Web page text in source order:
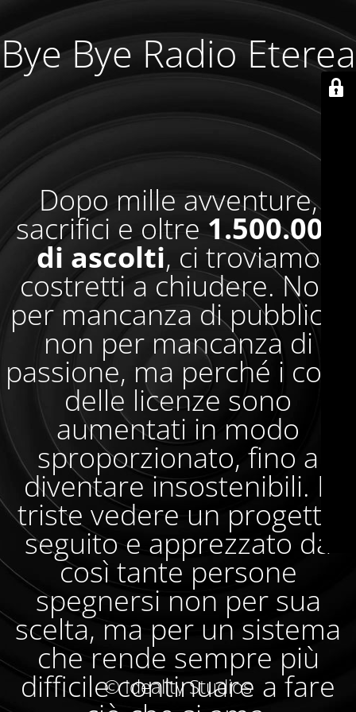
Bye Bye Radio Eterea
Dopo mille avventure,
sacrifici e oltre1.500.000
di ascolti, ci troviamo
costretti a chiudere. Non
per mancanza di pubblico,
non per mancanza di
passione, ma perché i costi
delle licenze sono
aumentati in modo
sproporzionato, fino a
diventare insostenibili. È
triste vedere un progetto
seguito e apprezzato da
così tante persone
spegnersi non per sua
scelta, ma per un sistema
che rende sempre più
difficile continuare a fare
© Ideality Studios